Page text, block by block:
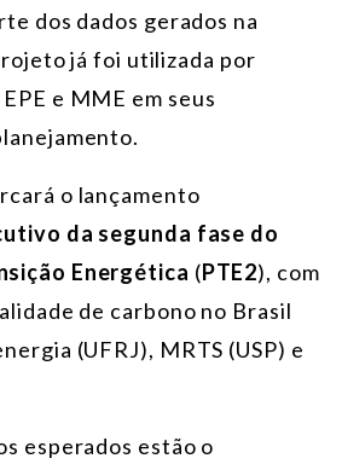
dos dados gerados na
já foi utilizada por
e MME em seus
o lançamento
da segunda fase do
Energética (PTE2), com
de carbono no Brasil
(UFRJ), MRTS (USP) e
esperados estão o